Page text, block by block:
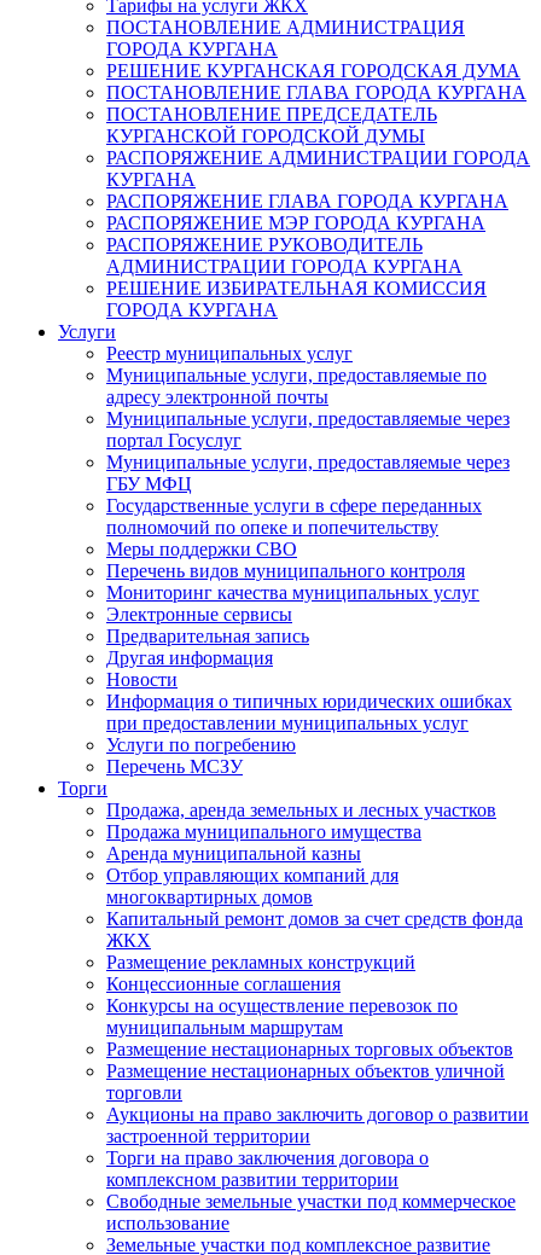
Тарифы на услуги ЖКХ
ПОСТАНОВЛЕНИЕ АДМИНИСТРАЦИЯ
ГОРОДА КУРГАНА
РЕШЕНИЕ КУРГАНСКАЯ ГОРОДСКАЯ ДУМА
ПОСТАНОВЛЕНИЕ ГЛАВА ГОРОДА КУРГАНА
ПОСТАНОВЛЕНИЕ ПРЕДСЕДАТЕЛЬ
КУРГАНСКОЙ ГОРОДСКОЙ ДУМЫ
РАСПОРЯЖЕНИЕ АДМИНИСТРАЦИИ ГОРОДА
КУРГАНА
РАСПОРЯЖЕНИЕ ГЛАВА ГОРОДА КУРГАНА
РАСПОРЯЖЕНИЕ МЭР ГОРОДА КУРГАНА
РАСПОРЯЖЕНИЕ РУКОВОДИТЕЛЬ
АДМИНИСТРАЦИИ ГОРОДА КУРГАНА
РЕШЕНИЕ ИЗБИРАТЕЛЬНАЯ КОМИССИЯ
ГОРОДА КУРГАНА
Услуги
Реестр муниципальных услуг
Муниципальные услуги, предоставляемые по
адресу электронной почты
Муниципальные услуги, предоставляемые через
портал Госуслуг
Муниципальные услуги, предоставляемые через
ГБУ МФЦ
Государственные услуги в сфере переданных
полномочий по опеке и попечительству
Меры поддержки СВО
Перечень видов муниципального контроля
Мониторинг качества муниципальных услуг
Электронные сервисы
Предварительная запись
Другая информация
Новости
Информация о типичных юридических ошибках
при предоставлении муниципальных услуг
Услуги по погребению
Перечень МСЗУ
Торги
Продажа, аренда земельных и лесных участков
Продажа муниципального имущества
Аренда муниципальной казны
Отбор управляющих компаний для
многоквартирных домов
Капитальный ремонт домов за счет средств фонда
ЖКХ
Размещение рекламных конструкций
Концессионные соглашения
Конкурсы на осуществление перевозок по
муниципальным маршрутам
Размещение нестационарных торговых объектов
Размещение нестационарных объектов уличной
торговли
Аукционы на право заключить договор о развитии
застроенной территории
Торги на право заключения договора о
комплексном развитии территории
Свободные земельные участки под коммерческое
использование
Земельные участки под комплексное развитие